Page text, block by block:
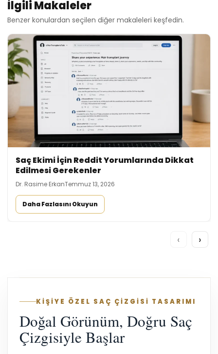
İlgili Makaleler
Benzer konulardan seçilen diğer makaleleri keşfedin.
Saç Ekimi İçin Reddit Yorumlarında Dikkat
Edilmesi Gerekenler
Dr. Rasime ErkanTemmuz 13, 2026
Daha Fazlasını Okuyun
‹ ›
KİŞİYE ÖZEL SAÇ ÇİZGİSİ TASARIMI
Doğal Görünüm, Doğru Saç
Çizgisiyle Başlar